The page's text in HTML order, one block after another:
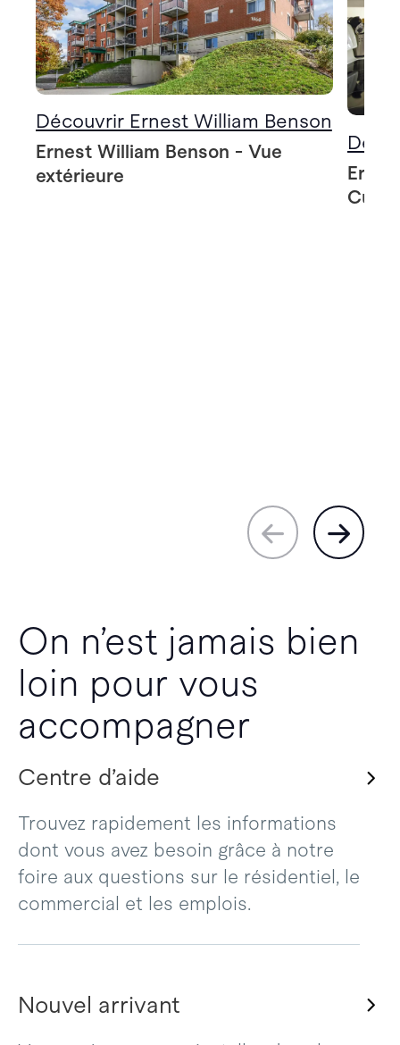
Découvrir Ernest William Benson
Ernest William Benson - Vue
extérieure
On n’est jamais bien
loin pour vous
accompagner
Centre d’aide
Trouvez rapidement les informations
dont vous avez besoin grâce à notre
foire aux questions sur le résidentiel, le
commercial et les emplois.
Nouvel arrivant